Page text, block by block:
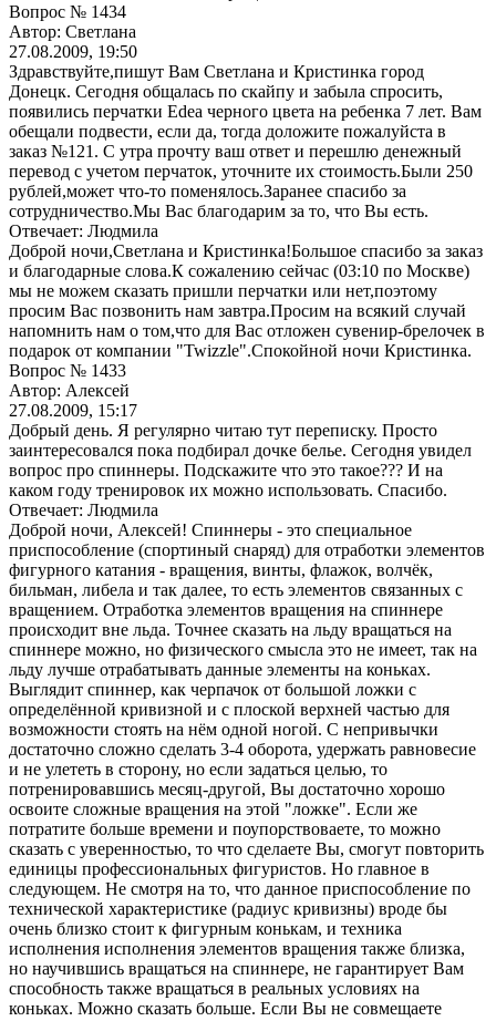
Вопрос № 1434
Автор: Светлана
27.08.2009, 19:50
Здравствуйте,пишут Вам Светлана и Кристинка город
Донецк. Сегодня общалась по скайпу и забыла спросить,
появились перчатки Edea черного цвета на ребенка 7 лет. Вам
обещали подвести, если да, тогда доложите пожалуйста в
заказ №121. C утра прочту ваш ответ и перешлю денежный
перевод с учетом перчаток, уточните их стоимость.Были 250
рублей,может что-то поменялось.Заранее спасибо за
сотрудничество.Мы Вас благодарим за то, что Вы есть.
Отвечает: Людмила
Доброй ночи,Светлана и Кристинка!Большое спасибо за заказ
и благодарные слова.К сожалению сейчас (03:10 по Москве)
мы не можем сказать пришли перчатки или нет,поэтому
просим Вас позвонить нам завтра.Просим на всякий случай
напомнить нам о том,что для Вас отложен сувенир-брелочек в
подарок от компании "Twizzle".Спокойной ночи Кристинка.
Вопрос № 1433
Автор: Алексей
27.08.2009, 15:17
Добрый день. Я регулярно читаю тут переписку. Просто
заинтересовался пока подбирал дочке белье. Сегодня увидел
вопрос про спиннеры. Подскажите что это такое??? И на
каком году тренировок их можно использовать. Спасибо.
Отвечает: Людмила
Доброй ночи, Алексей! Спиннеры - это специальное
приспособление (спортиный снаряд) для отработки элементов
фигурного катания - вращения, винты, флажок, волчёк,
бильман, либела и так далее, то есть элементов связанных с
вращением. Отработка элементов вращения на спиннере
происходит вне льда. Точнее сказать на льду вращаться на
спиннере можно, но физического смысла это не имеет, так на
льду лучше отрабатывать данные элементы на коньках.
Выглядит спиннер, как черпачок от большой ложки с
определённой кривизной и с плоской верхней частью для
возможности стоять на нём одной ногой. С непривычки
достаточно сложно сделать 3-4 оборота, удержать равновесие
и не улететь в сторону, но если задаться целью, то
потренировавшись месяц-другой, Вы достаточно хорошо
освоите сложные вращения на этой "ложке". Если же
потратите больше времени и поупорствоваете, то можно
сказать с уверенностью, то что сделаете Вы, смогут повторить
единицы профессиональных фигуристов. Но главное в
следующем. Не смотря на то, что данное приспособление по
технической характеристике (радиус кривизны) вроде бы
очень близко стоит к фигурным конькам, и техника
исполнения исполнения элементов вращения также близка,
но научившись вращаться на спиннере, не гарантирует Вам
способность также вращаться в реальных условиях на
коньках. Можно сказать больше. Если Вы не совмещаете